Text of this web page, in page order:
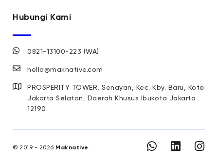
Hubungi Kami
0821-13100-223 (WA)
hello@maknative.com
PROSPERITY TOWER, Senayan, Kec. Kby. Baru, Kota
Jakarta Selatan, Daerah Khusus Ibukota Jakarta
12190
© 2019 - 2026 Maknative .